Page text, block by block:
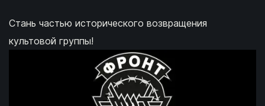
Стань частью исторического возвращения
культовой группы!